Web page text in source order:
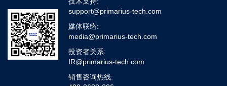
support@primarius-tech.com
媒体联络:
media@primarius-tech.com
投资者关系:
IR@primarius-tech.com
销售咨询热线: